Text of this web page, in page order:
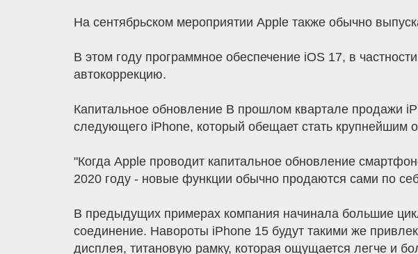
На сентябрьском мероприятии Apple также обычно
В этом году программное обеспечение iOS 17, в
автокоррекцию.
Капитальное обновление В прошлом квартале продажи
следующего iPhone, который обещает стать крупнейшим
"Когда Apple проводит капитальное обновление
2020 году - новые функции обычно продаются сами по
В предыдущих примерах компания начинала большие
соединение. Навороты iPhone 15 будут такими же
дисплея, титановую рамку, которая ощущается легче и